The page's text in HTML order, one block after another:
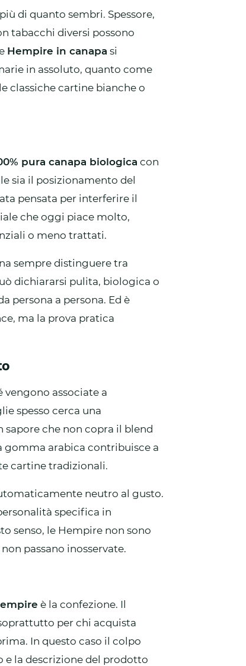
di quanto sembri. Spessore,
tabacchi diversi possono
Hempire in canapa si
in assoluto, quanto come
classiche cartine bianche o
pura canapa biologica con
sia il posizionamento del
pensata per interferire il
che oggi piace molto,
o meno trattati.
sempre distinguere tra
dichiararsi pulita, biologica o
persona a persona. Ed è
ma la prova pratica
associate a
spesso cerca una
che non copra il blend
gomma arabica contribuisce a
cartine tradizionali.
neutro al gusto.
specifica in
senso, le Hempire non sono
passano inosservate.
è la confezione. Il
per chi acquista
In questo caso il colpo
e la descrizione del prodotto